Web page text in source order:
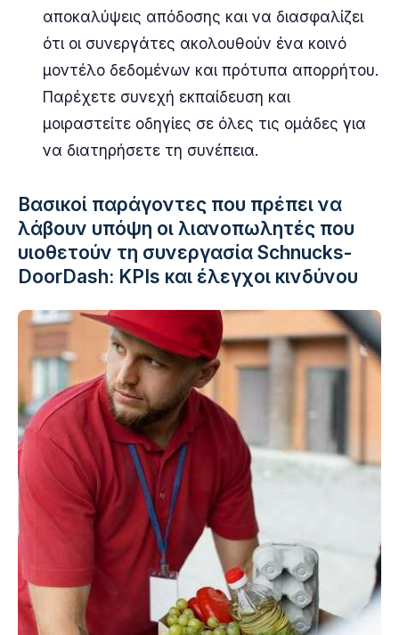
αποκαλύψεις απόδοσης και να διασφαλίζει
ότι οι συνεργάτες ακολουθούν ένα κοινό
μοντέλο δεδομένων και πρότυπα απορρήτου.
Παρέχετε συνεχή εκπαίδευση και
μοιραστείτε οδηγίες σε όλες τις ομάδες για
να διατηρήσετε τη συνέπεια.
Βασικοί παράγοντες που πρέπει να
λάβουν υπόψη οι λιανοπωλητές που
υιοθετούν τη συνεργασία Schnucks-
DoorDash: KPIs και έλεγχοι κινδύνου